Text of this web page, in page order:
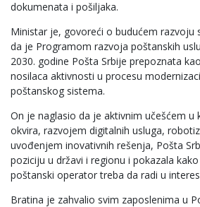
dokumenata i pošiljaka.
Ministar je, govoreći o budućem razvoju
da je Programom razvoja poštanskih
2030. godine Pošta Srbije prepoznata
nosilaca aktivnosti u procesu
poštanskog sistema.
On je naglasio da je aktivnim učešćem u
okvira, razvojem digitalnih usluga,
uvođenjem inovativnih rešenja, Pošta
poziciju u državi i regionu i pokazala
poštanski operator treba da radi u
Bratina je zahvalio svim zaposlenima u